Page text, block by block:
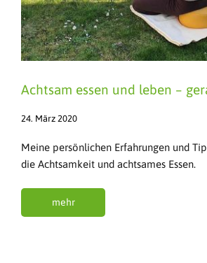
Achtsam essen und leben –
24. März 2020
Meine persönlichen Erfahrungen und
die Achtsamkeit und achtsames Essen.
mehr